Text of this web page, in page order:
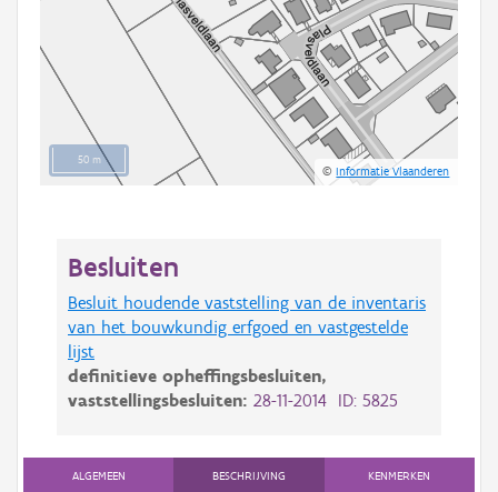
50 m
©Informatie Vlaanderen
Besluiten
Besluit houdende vaststelling van de inventaris
van het bouwkundig erfgoed en vastgestelde
lijst
definitieve opheffingsbesluiten,
vaststellingsbesluiten: 28-11-2014 ID: 5825
ALGEMEEN BESCHRIJVING KENMERKEN